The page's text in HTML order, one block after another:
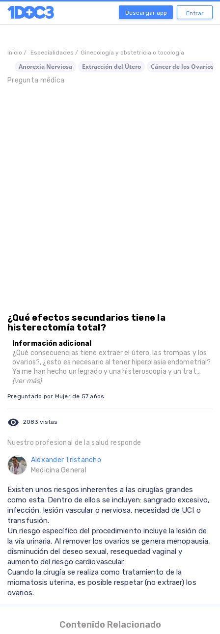
Descargar app Entrar
Inicio / Especialidades / Ginecología y obstetricia o tocología
Anorexia Nerviosa Extracción del Útero
Cáncer de los Ovarios
Pregunta médica
¿Qué efectos secundarios tiene la
histerectomía total?
Información adicional
¿Qué consecuencias tiene extraer el útero, las trompas y los
ovarios?, ¿esto es necesario al tener hiperplasia endometrial?
Ya me han hecho un legrado y una histeroscopia y un trat...
(ver más)
Preguntado por Mujer de 57 años
visibility 2083 vistas
Nuestro profesional de la salud responde
Alexander Tristancho
Medicina General
Existen unos riesgos inherentes a las cirugías grandes
como esta. Dentro de ellos se incluyen: sangrado excesivo,
infección, lesión vascular o nerviosa, necesidad de UCI o
transfusión.
Un riesgo específico del procedimiento incluye la lesión de
la vía urinaria. Al remover los ovarios se genera menopausia,
disminución del deseo sexual, resequedad vaginal y
aumento del riesgo cardiovascular.
Cuando la cirugía se realiza como tratamiento de la
miomatosis uterina, es posible respetar (no extraer) los
ovarios.
Contenido Relacionado